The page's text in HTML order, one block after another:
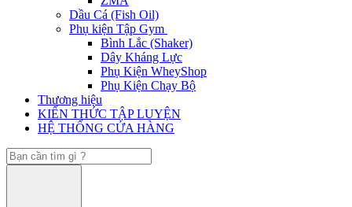
Dầu Cá (Fish Oil)
Phụ kiện Tập Gym
Bình Lắc (Shaker)
Dây Kháng Lực
Phụ Kiện WheyShop
Phụ Kiện Chạy Bộ
Thương hiệu
KIẾN THỨC TẬP LUYỆN
HỆ THỐNG CỬA HÀNG